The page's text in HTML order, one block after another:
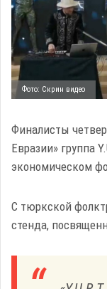
Фото: Скрин видео
Финалисты
Евразии» группа
экономическом
С тюркской
стенда,